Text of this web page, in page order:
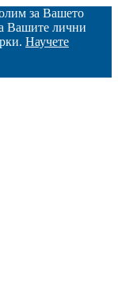
за Вашето
Вашите лични
Научете